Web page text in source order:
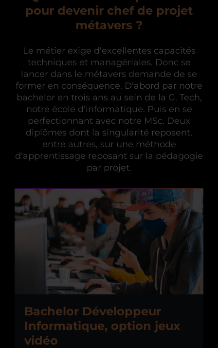
pour devenir chef de projet
métavers ?
Le métier exige d'excellentes capacités
techniques et managériales. Donc se
lancer dans le métavers demande de se
former en conséquence. D'abord par notre
bachelor en trois ans au sein de la G. Tech,
notre école d'informatique. Puis en se
perfectionnant avec notre MSc. Deux
diplômes dont la singularité reposent,
entre autres, sur une méthode
d'apprentissage reposant sur la pédagogie
par projet.
Bachelor Développeur
Informatique, option jeux
vidéo